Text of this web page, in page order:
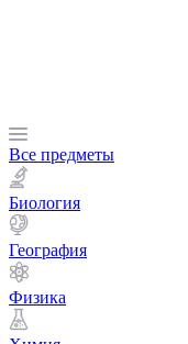
Все предметы
Биология
География
Физика